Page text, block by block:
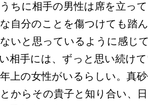
ちに相手の男性は席を立っ
自分のことを傷つけても踏
いと思っているように感じ
相手には、ずっと思い続け
上の女性がいるらしい。真
からその貴子と知り合い、